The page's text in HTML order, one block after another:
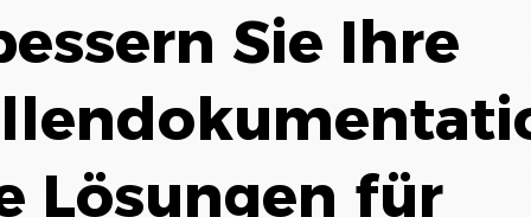
Bestellungen
Überischtlichen Projekten
Organisiere deine Aufträge in
Überischtlichen Projekten
Hausmeister
Gebäudereinigung
Lexikon
Bei uns im Lexikon findest du zu allen
Roadmap & Ideen
innovative Ideen...
Wer
Sie Ihre
Lösungen für